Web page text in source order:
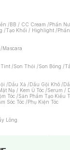
/BB / CC Cream /Phấn
/Tạo Khối / Highlight /
/Mascara
Tint /Son Thỏi /Son Bóng /
/Dầu Xả /Dầu Gội Khô /
Nạ / Kem Ủ Tóc /Serum /
Tóc /Sản Phẩm Tạo Kiểu
Sóc Tóc /Phụ Kiện Tóc
Lông